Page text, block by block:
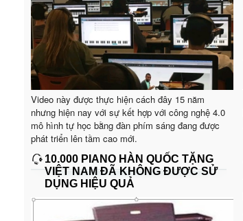
Video này được thực hiện cách đây 15 năm
nhưng hiện nay với sự kết hợp với công nghệ 4.0
mô hình tự học bằng đàn phím sáng đang được
phát triển lên tầm cao mới.
10.000 PIANO HÀN QUỐC TẶNG
VIỆT NAM ĐÃ KHÔNG ĐƯỢC SỬ
DỤNG HIỆU QUẢ